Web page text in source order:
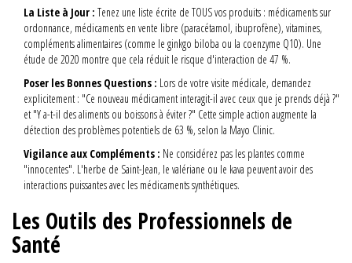
La Liste à Jour : Tenez une liste écrite de TOUS vos produits : médicaments sur
ordonnance, médicaments en vente libre (paracétamol, ibuprofène), vitamines,
compléments alimentaires (comme le ginkgo biloba ou la coenzyme Q10). Une
étude de 2020 montre que cela réduit le risque d'interaction de 47 %.
Poser les Bonnes Questions : Lors de votre visite médicale, demandez
explicitement : "Ce nouveau médicament interagit-il avec ceux que je prends déjà ?"
et "Y a-t-il des aliments ou boissons à éviter ?" Cette simple action augmente la
détection des problèmes potentiels de 63 %, selon la Mayo Clinic.
Vigilance aux Compléments : Ne considérez pas les plantes comme
"innocentes". L'herbe de Saint-Jean, le valériane ou le kava peuvent avoir des
interactions puissantes avec les médicaments synthétiques.
Les Outils des Professionnels de
Santé